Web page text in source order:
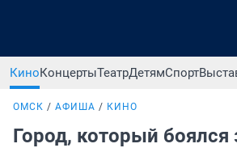
КиноКонцертыТеатрДетямСпорт
ОМСК АФИША КИНО
Город, который боялся